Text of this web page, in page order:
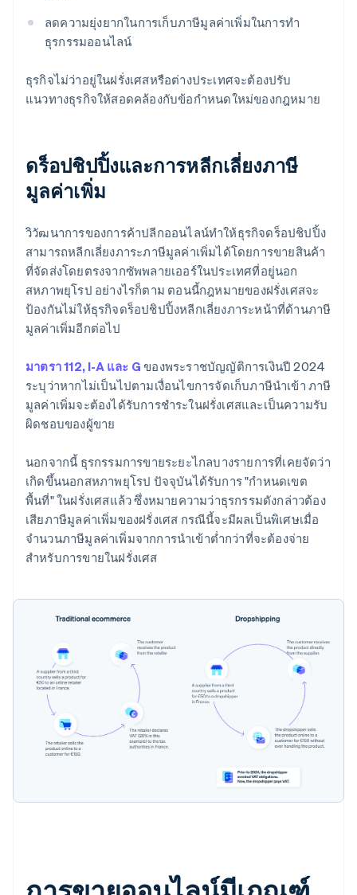
ลดความยุ่งยากในการเก็บภาษีมูลค่าเพิ่มในการทำ
ธุรกรรมออนไลน์
ธุรกิจไม่ว่าอยู่ในฝรั่งเศสหรือต่างประเทศจะต้องปรับ
แนวทางธุรกิจให้สอดคล้องกับข้อกําหนดใหม่ของกฎหมาย
ดร็อปชิปปิ้งและการหลีกเลี่ยงภาษี
มูลค่าเพิ่ม
วิวัฒนาการของการค้าปลีกออนไลน์ทำให้ธุรกิจดร็อปชิปปิ้ง
สามารถหลีกเลี่ยงภาระภาษีมูลค่าเพิ่มได้โดยการขายสินค้า
ที่จัดส่งโดยตรงจากซัพพลายเออร์ในประเทศที่อยู่นอก
สหภาพยุโรป อย่างไรก็ตาม ตอนนี้กฎหมายของฝรั่งเศสจะ
ป้องกันไม่ให้ธุรกิจดร็อปชิปปิ้งหลีกเลี่ยงภาระหน้าที่ด้านภาษี
มูลค่าเพิ่มอีกต่อไป
มาตรา 112, I-A และ G ของพระราชบัญญัติการเงินปี 2024
ระบุว่าหากไม่เป็นไปตามเงื่อนไขการจัดเก็บภาษีนำเข้า ภาษี
มูลค่าเพิ่มจะต้องได้รับการชำระในฝรั่งเศสและเป็นความรับ
ผิดชอบของผู้ขาย
นอกจากนี้ ธุรกรรมการขายระยะไกลบางรายการที่เคยจัดว่า
เกิดขึ้นนอกสหภาพยุโรป ปัจจุบันได้รับการ "กำหนดเขต
พื้นที่" ในฝรั่งเศสแล้ว ซึ่งหมายความว่าธุรกรรมดังกล่าวต้อง
เสียภาษีมูลค่าเพิ่มของฝรั่งเศส กรณีนี้จะมีผลเป็นพิเศษเมื่อ
จำนวนภาษีมูลค่าเพิ่มจากการนำเข้าต่ำกว่าที่จะต้องจ่าย
สำหรับการขายในฝรั่งเศส